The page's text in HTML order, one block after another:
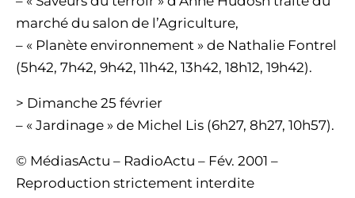
marché du salon de l’Agriculture,
– « Planète environnement » de Nathalie Fontrel
(5h42, 7h42, 9h42, 11h42, 13h42, 18h12, 19h42).
> Dimanche 25 février
– « Jardinage » de Michel Lis (6h27, 8h27, 10h57).
© MédiasActu – RadioActu – Fév. 2001 –
Reproduction strictement interdite